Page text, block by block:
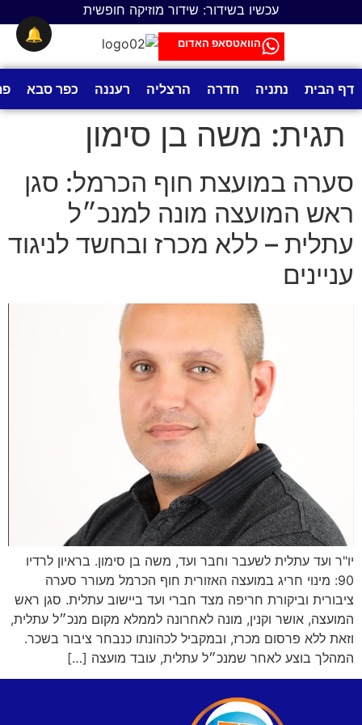
עכשיו בשידור: שידור מוזיקה חופשית
הוואטסאפ האדום
דף הבית נתניה חדרה הרצליה רעננה כפר סבא
תגית: משה בן סימון
סערה במועצת חוף הכרמל: סגן
ראש המועצה מונה למנכ״ל
עתלית – ללא מכרז ובחשד לניגוד
עניינים
יו"ר ועד עתלית לשעבר וחבר ועד, משה בן סימון. בראיון לרדיו
90: מינוי חריג במועצה האזורית חוף הכרמל מעורר סערה
ציבורית וביקורת חריפה מצד חברי ועד ביישוב עתלית. סגן ראש
המועצה, אושר וקנין, מונה לאחרונה לממלא מקום מנכ״ל עתלית,
וזאת ללא פרסום מכרז, ובמקביל לכהונתו כנבחר ציבור בשכר.
המהלך בוצע לאחר שמנכ״ל עתלית, עובד מועצה […]
🔔